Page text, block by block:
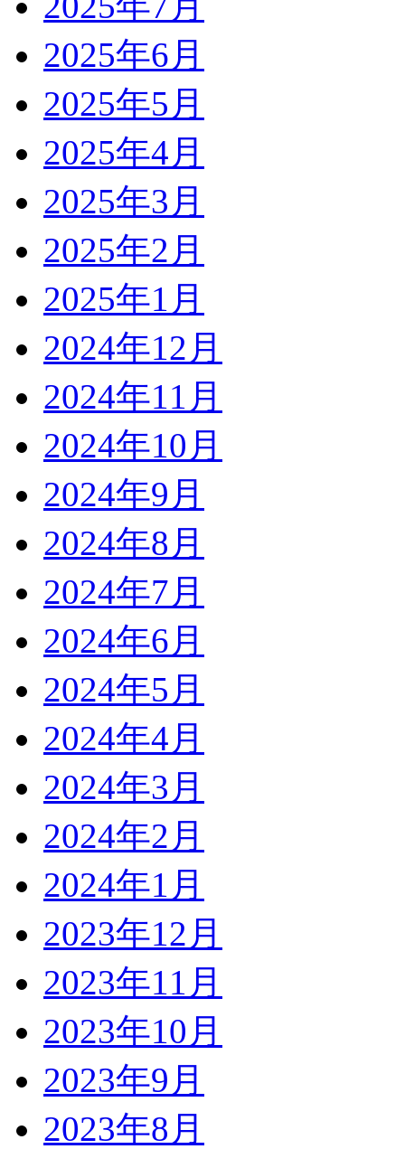
2025年6月
2025年5月
2025年4月
2025年3月
2025年2月
2025年1月
2024年12月
2024年11月
2024年10月
2024年9月
2024年8月
2024年7月
2024年6月
2024年5月
2024年4月
2024年3月
2024年2月
2024年1月
2023年12月
2023年11月
2023年10月
2023年9月
2023年8月